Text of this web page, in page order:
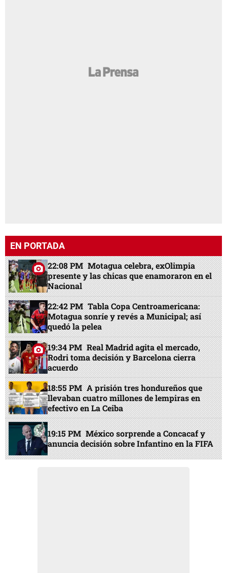
EN PORTADA
22:08 PM Motagua celebra, exOlimpia
presente y las chicas que enamoraron en el
Nacional
22:42 PM Tabla Copa Centroamericana:
Motagua sonríe y revés a Municipal; así
quedó la pelea
19:34 PM Real Madrid agita el mercado,
Rodri toma decisión y Barcelona cierra
acuerdo
18:55 PM A prisión tres hondureños que
llevaban cuatro millones de lempiras en
efectivo en La Ceiba
19:15 PM México sorprende a Concacaf y
anuncia decisión sobre Infantino en la FIFA